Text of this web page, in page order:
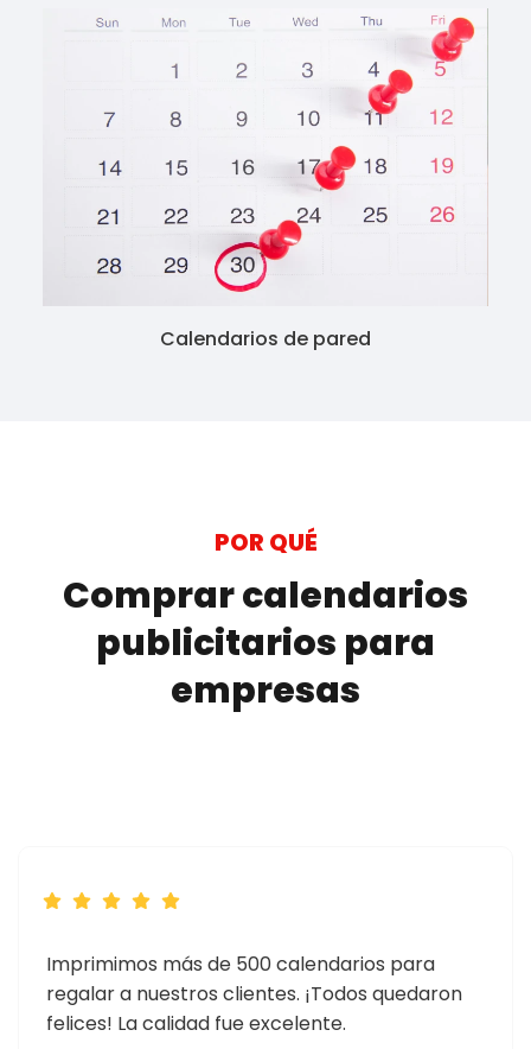
Calendarios de pared
POR QUÉ
Comprar calendarios
publicitarios para
empresas
Imprimimos más de 500 calendarios para
regalar a nuestros clientes. ¡Todos quedaron
felices! La calidad fue excelente.